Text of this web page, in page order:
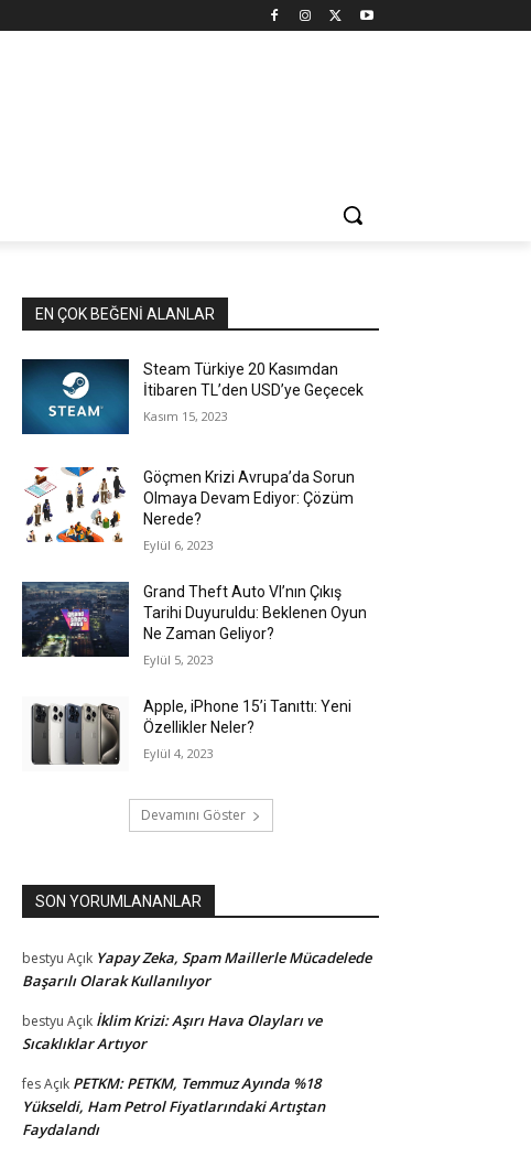
EN ÇOK BEĞENI ALANLAR
Steam Türkiye 20 Kasımdan
İtibaren TL’den USD’ye Geçecek
Kasım 15, 2023
Göçmen Krizi Avrupa’da Sorun
Olmaya Devam Ediyor: Çözüm
Nerede?
Eylül 6, 2023
Grand Theft Auto VI’nın Çıkış
Tarihi Duyuruldu: Beklenen Oyun
Ne Zaman Geliyor?
Eylül 5, 2023
Apple, iPhone 15’i Tanıttı: Yeni
Özellikler Neler?
Eylül 4, 2023
Devamını Göster
SON YORUMLANANLAR
bestyu Açık Yapay Zeka, Spam Maillerle Mücadelede
Başarılı Olarak Kullanılıyor
bestyu Açık İklim Krizi: Aşırı Hava Olayları ve
Sıcaklıklar Artıyor
fesAçık PETKM: PETKM, Temmuz Ayında %18
Yükseldi, Ham Petrol Fiyatlarındaki Artıştan
Faydalandı